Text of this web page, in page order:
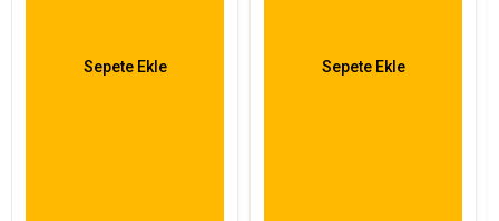
Sepete Ekle Sepete Ekle